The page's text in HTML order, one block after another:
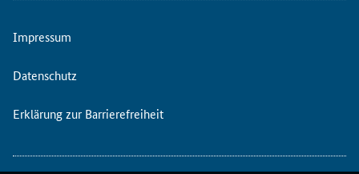
Impressum
Datenschutz
Erklärung zur Barrierefreiheit